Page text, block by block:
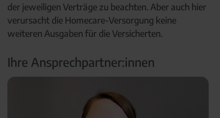
der jeweiligen Verträge zu beachten. Aber auch hier
verursacht die Homecare-Versorgung keine
weiteren Ausgaben für die Versicherten.
Ihre Ansprechpartner:innen